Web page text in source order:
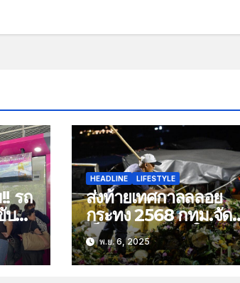
รถ
บรถ
าง
ทุก
HEADLINE LIFESTYLE
ส่งท้ายเทศกาลลลอย
กระทง 2568 กทม.จัด
เก็บยอด3.2แสนใบพบ
สวนใหญ่ใช้วัสดุ
ธรรมชาติ
พ.ย. 6, 2025